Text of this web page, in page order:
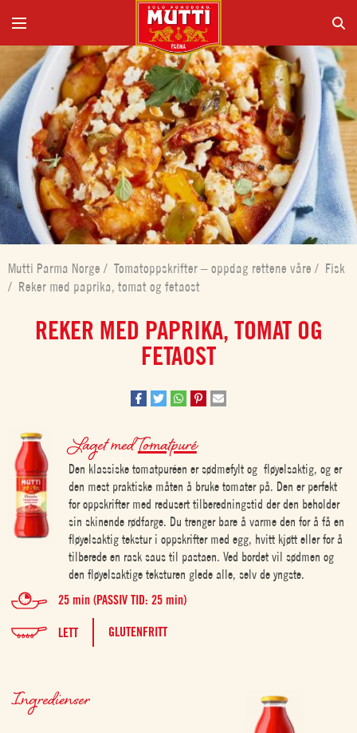
Mutti Parma Norge / Tomatoppskrifter – oppdag rettene våre / Fisk
/ Reker med paprika, tomat og fetaost
REKER MED PAPRIKA, TOMAT OG
FETAOST
Laget medTomatpuré
Den klassiske tomatpuréen er sødmefylt og fløyelsaktig, og er
den mest praktiske måten å bruke tomater på. Den er perfekt
for oppskrifter med redusert tilberedningstid der den beholder
sin skinende rødfarge. Du trenger bare å varme den for å få en
fløyelsaktig tekstur i oppskrifter med egg, hvitt kjøtt eller for å
tilberede en rask saus til pastaen. Ved bordet vil sødmen og
den fløyelsaktige teksturen glede alle, selv de yngste.
25 min (PASSIV TID: 25 min)
LETT GLUTENFRITT
Ingredienser